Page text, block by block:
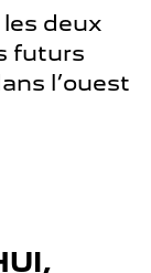
deux
futurs
l’ouest